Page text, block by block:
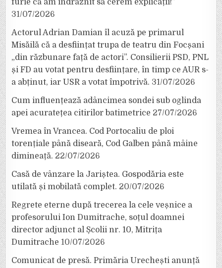
furie că am îndrăznit să cerem explicații!”
31/07/2026
Actorul Adrian Damian îl acuză pe primarul
Misăilă că a desființat trupa de teatru din Focșani
„din răzbunare față de actori”. Consilierii PSD, PNL
și FD au votat pentru desființare, în timp ce AUR s-
a abținut, iar USR a votat împotrivă. 31/07/2026
Cum influențează adâncimea sondei sub oglinda
apei acuratețea citirilor batimetrice 27/07/2026
Vremea în Vrancea. Cod Portocaliu de ploi
torențiale până diseară, Cod Galben până mâine
dimineață. 22/07/2026
Casă de vânzare la Jariștea. Gospodăria este
utilată și mobilată complet. 20/07/2026
Regrete eterne după trecerea la cele veșnice a
profesorului Ion Dumitrache, soțul doamnei
director adjunct al Școlii nr. 10, Mitrița
Dumitrache 10/07/2026
Comunicat de presă. Primăria Urechești anunță